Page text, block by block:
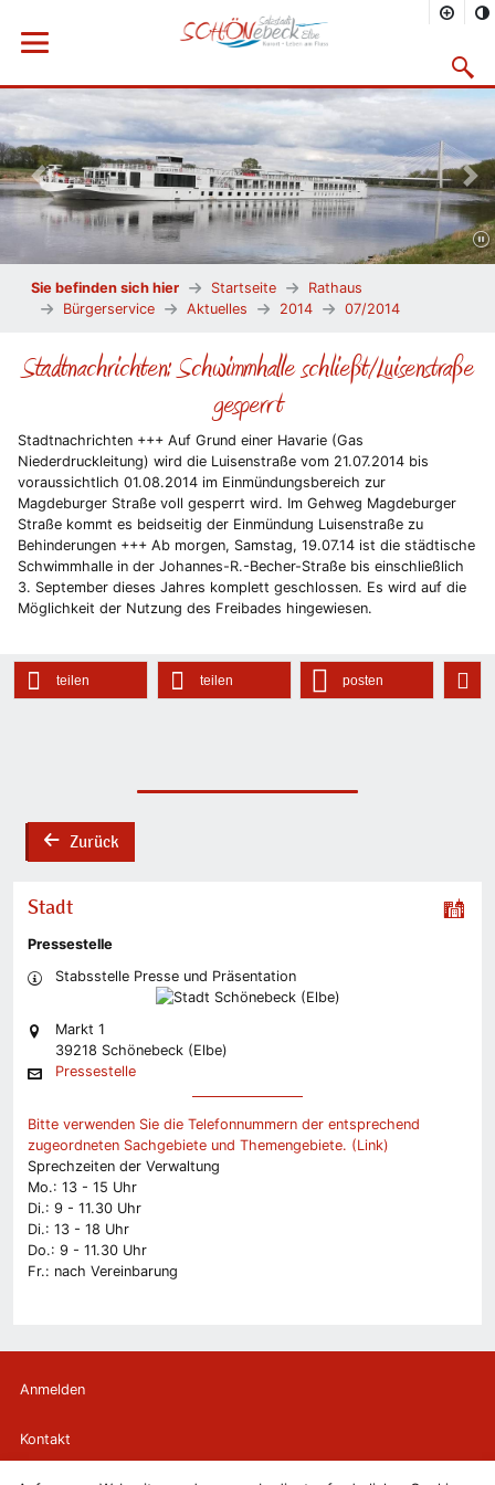
Menü öffnen
Vorheriges Bild
Sie befinden sich hier Startseite
Rathaus
Bürgerservice
Aktuelles 2014 07/2014
Stadtnachrichten: Schwimmhalle schließt/Luisenstraße
gesperrt
Stadtnachrichten +++ Auf Grund einer Havarie (Gas
Niederdruckleitung) wird die Luisenstraße vom 21.07.2014 bis
voraussichtlich 01.08.2014 im Einmündungsbereich zur
Magdeburger Straße voll gesperrt wird. Im Gehweg Magdeburger
Straße kommt es beidseitig der Einmündung Luisenstraße zu
Behinderungen +++ Ab morgen, Samstag, 19.07.14 ist die städtische
Schwimmhalle in der Johannes-R.-Becher-Straße bis einschließlich
3. September dieses Jahres komplett geschlossen. Es wird auf die
Möglichkeit der Nutzung des Freibades hingewiesen.
teilen teilen posten
backZurück
Stadt
Pressestelle
Stabsstelle Presse und Präsentation
Markt 1
39218 Schönebeck (Elbe)
Pressestelle
Bitte verwenden Sie die Telefonnummern der entsprechend
zugeordneten Sachgebiete und Themengebiete. (Link)
Sprechzeiten der Verwaltung
Mo.: 13 - 15 Uhr
Di.: 9 - 11.30 Uhr
Di.: 13 - 18 Uhr
Do.: 9 - 11.30 Uhr
Fr.: nach Vereinbarung
Anmelden
Kontakt